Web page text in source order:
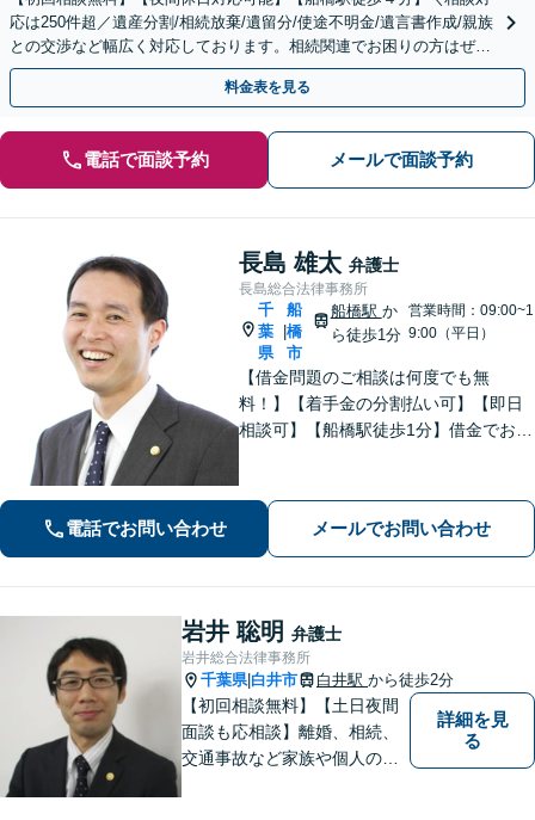
応は250件超／遺産分割/相続放棄/遺留分/使途不明金/遺言書作成/親族
との交渉など幅広く対応しております。相続関連でお困りの方はぜひ
一度ご相談ください。
料金表を見る
電話で面談予約 メールで面談予約
長島 雄太 弁護士
長島総合法律事務所
千
葉
県
船
橋
市
船橋駅 か
ら徒歩1分
営業時間：09:00~1
9:00（平日）
【借金問題のご相談は何度でも無
料！】【着手金の分割払い可】【即日
相談可】【船橋駅徒歩1分】借金でお悩
電話でお問い合わせ メールでお問い合わせ
岩井 聡明 弁護士
岩井総合法律事務所
千葉県| 白井市 白井駅 から徒歩2分
【初回相談無料】【土日夜間
面談も応相談】離婚、相続、
交通事故など家族や個人のト
詳細を見
る